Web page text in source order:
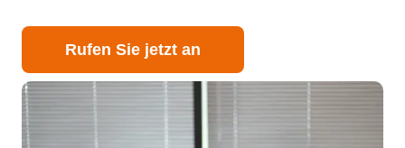
Rufen Sie jetzt an